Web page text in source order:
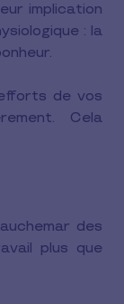
implication
: la
de vos
Cela
des
plus que